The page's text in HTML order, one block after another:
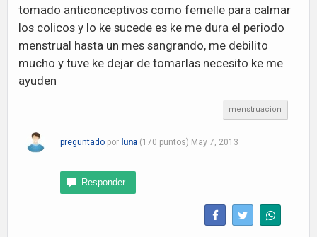
tomado anticonceptivos como femelle para calmar
los colicos y lo ke sucede es ke me dura el periodo
menstrual hasta un mes sangrando, me debilito
mucho y tuve ke dejar de tomarlas necesito ke me
ayuden
menstruacion
preguntado por luna (170 puntos) May 7, 2013